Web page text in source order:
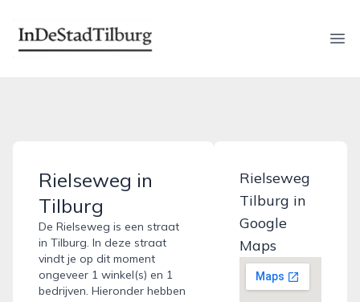
indestadtilburg.nl
Rielseweg in
Tilburg
De Rielseweg is een straat
in Tilburg. In deze straat
vindt je op dit moment
ongeveer 1 winkel(s) en 1
bedrijven. Hieronder hebben
Rielseweg
Tilburg in
Google
Maps